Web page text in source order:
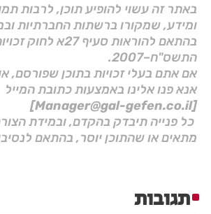
באתר זה עשוי להופיע תוכן, לרבות
ומידע, שמקורו ברשתות החברתיות
בהתאם להוראות סעיף 27א
התשס"ח–2007.
אם אתם בעלי זכויות בתוכן שפורסם,
אנא פנו אלינו באמצעות כתובת המייל
[Manager@gal-gefen.co.il]
כל פנייה תיבדק בהקדם, ובמידת
מתאים או שהתוכן יוסר, בהתאם
תגובות